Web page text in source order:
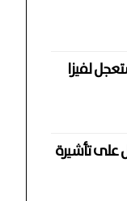
لفيزا
على تأشيرة